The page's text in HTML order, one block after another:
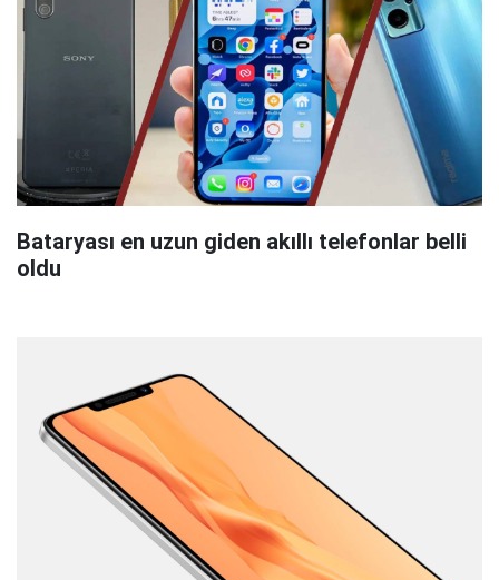
Bataryası en uzun giden akıllı telefonlar belli
oldu